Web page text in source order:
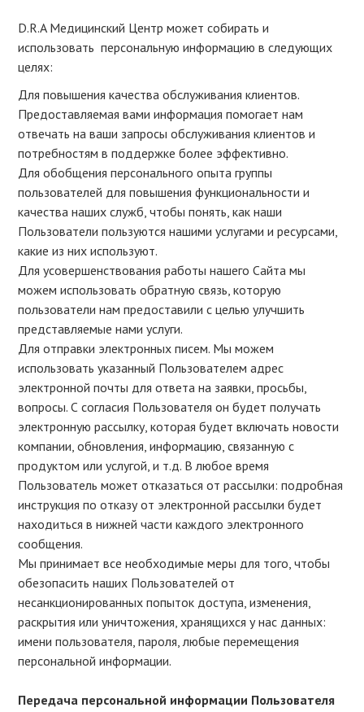
D.R.A Медицинский Центр может собирать и
использовать персональную информацию в следующих
целях:
Для повышения качества обслуживания клиентов.
Предоставляемая вами информация помогает нам
отвечать на ваши запросы обслуживания клиентов и
потребностям в поддержке более эффективно.
Для обобщения персонального опыта группы
пользователей для повышения функциональности и
качества наших служб, чтобы понять, как наши
Пользователи пользуются нашими услугами и ресурсами,
какие из них используют.
Для усовершенствования работы нашего Сайта мы
можем использовать обратную связь, которую
пользователи нам предоставили с целью улучшить
представляемые нами услуги.
Для отправки электронных писем. Мы можем
использовать указанный Пользователем адрес
электронной почты для ответа на заявки, просьбы,
вопросы. С согласия Пользователя он будет получать
электронную рассылку, которая будет включать новости
компании, обновления, информацию, связанную с
продуктом или услугой, и т.д. В любое время
Пользователь может отказаться от рассылки: подробная
инструкция по отказу от электронной рассылки будет
находиться в нижней части каждого электронного
сообщения.
Мы принимает все необходимые меры для того, чтобы
обезопасить наших Пользователей от
несанкционированных попыток доступа, изменения,
раскрытия или уничтожения, хранящихся у нас данных:
имени пользователя, пароля, любые перемещения
персональной информации.
Передача персональной информации Пользователя